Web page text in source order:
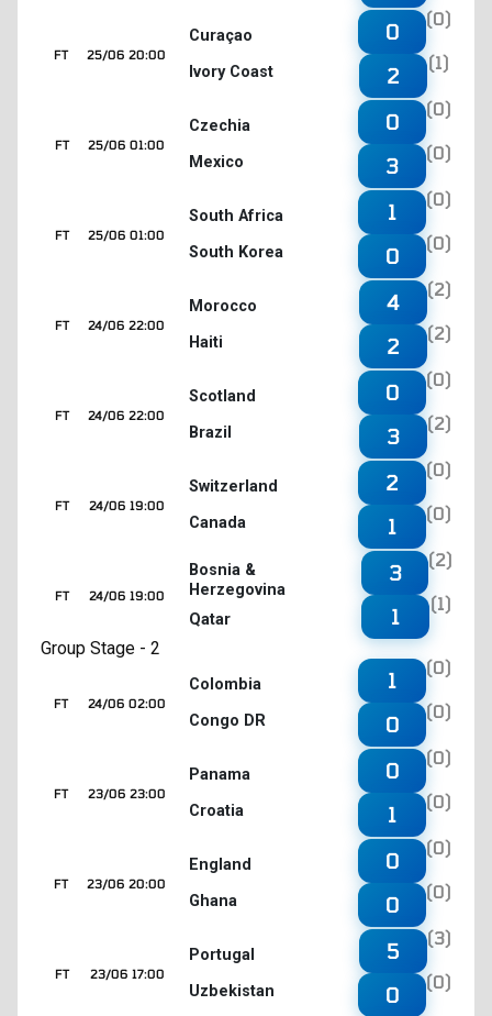
25/06 20:00
FT
Curaçao
Ivory Coast
0
(0)
2
(1)
25/06 01:00
FT
Czechia
Mexico
0
(0)
3
(0)
25/06 01:00
FT
South Africa
South Korea
1
(0)
0
(0)
24/06 22:00
FT
Morocco
Haiti
4
(2)
2
(2)
24/06 22:00
FT
Scotland
Brazil
0
(0)
3
(2)
24/06 19:00
FT
Switzerland
Canada
2
(0)
1
(0)
24/06 19:00
FT
Bosnia &
Herzegovina
Qatar
3
(2)
1
(1)
Group Stage - 2
24/06 02:00
FT
Colombia
Congo DR
1
(0)
0
(0)
23/06 23:00
FT
Panama
Croatia
0
(0)
1
(0)
23/06 20:00
FT
England
Ghana
0
(0)
0
(0)
23/06 17:00
FT
Portugal
Uzbekistan
5
(3)
0
(0)